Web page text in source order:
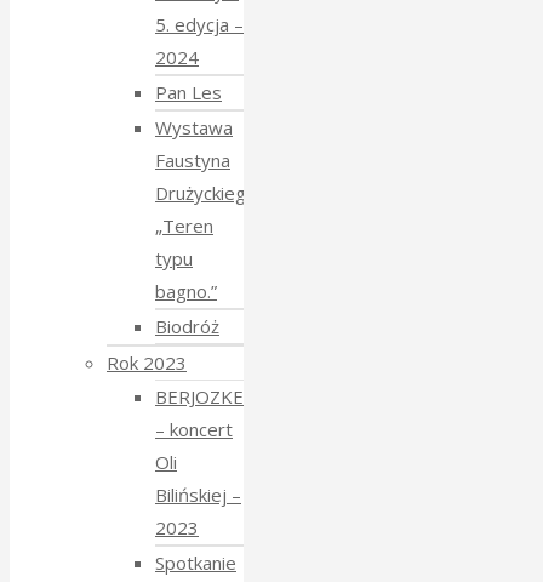
5. edycja –
2024
Pan Les
Wystawa
Faustyna
Drużyckiego
„Teren
typu
bagno.”
Biodróż
Rok 2023
BERJOZKELE
– koncert
Oli
Bilińskiej –
2023
Spotkanie